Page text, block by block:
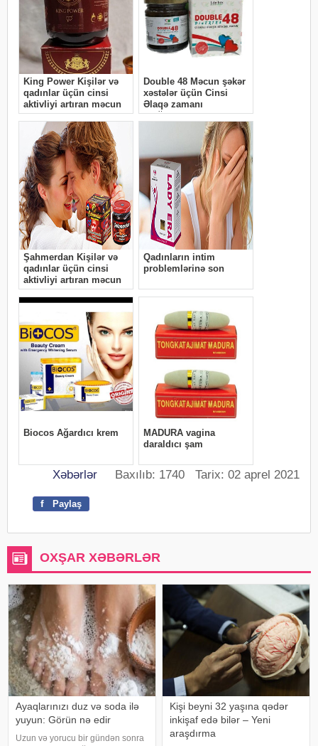
Xəbərlər Baxılıb: 1740 Tarix: 02 aprel 2021
f Paylaş
OXŞAR XƏBƏRLƏR
Ayaqlarınızı duz və soda ilə
yuyun: Görün nə edir
Uzun və yorucu bir gündən sonra
Kişi beyni 32 yaşına qədər
inkişaf edə bilər – Yeni
araşdırma